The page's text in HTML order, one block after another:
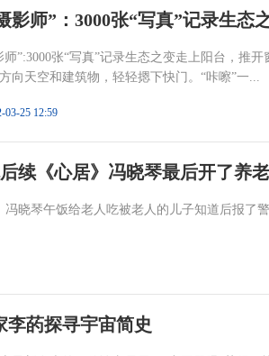
影师”：3000张“写真”记录生态
师”:3000张“写真”记录生态之变走上阳台，推
向天空和建筑物，轻轻摁下快门。“咔嚓”一...
03-25 12:59
续《心居》冯晓琴最后开了养
冯晓琴午饭给老人吃被老人的儿子知道后报了
李菂探寻宇宙简史